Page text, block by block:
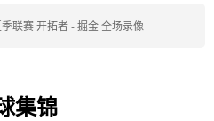
联赛 开拓者 - 掘金 全场录像
集锦